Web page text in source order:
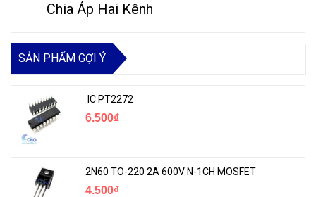
Chia Áp Hai Kênh
SẢN PHẨM GỢI Ý
IC PT2272
6.500₫
2N60 TO-220 2A 600V N-1CH MOSFET
4.500₫